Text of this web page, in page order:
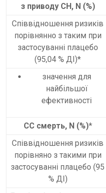
з приводу СН, N (%)
Співвідношення ризиків
порівнянно з таким при
застосуванні плацебо
(95,04 % ДІ)*
значення для
найбільшої
ефективності
СС смерть, N (%)*
Співвідношення ризиків
порівняно з такими при
застосуванні плацебо (95
% ДІ)